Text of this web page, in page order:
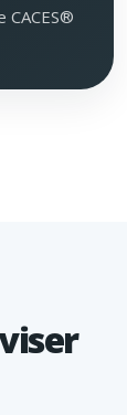
CACES®